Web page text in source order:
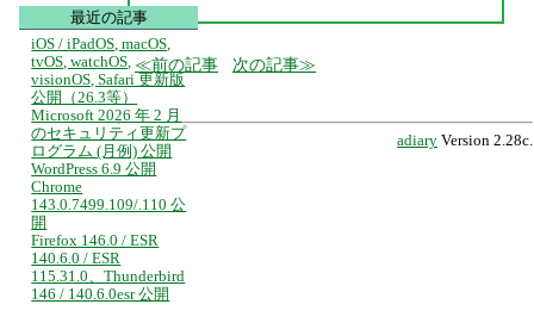
前の記事 次の記事
adiary Version 2.28c.
最近の記事
iOS / iPadOS, macOS,
tvOS, watchOS,
visionOS, Safari 更新版
公開（26.3等）
Microsoft 2026 年 2 月
のセキュリティ更新プ
ログラム (月例) 公開
WordPress 6.9 公開
Chrome
143.0.7499.109/.110 公
開
Firefox 146.0 / ESR
140.6.0 / ESR
115.31.0、Thunderbird
146 / 140.6.0esr 公開